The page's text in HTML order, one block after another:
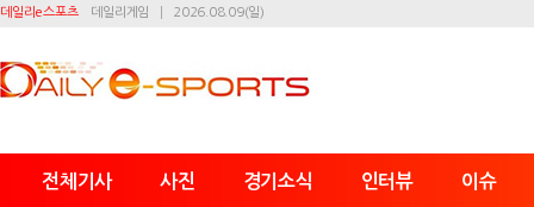
데일리e스포츠 데일리게임 2026.08.09(일)
전체기사 사진 경기소식 인터뷰 이슈